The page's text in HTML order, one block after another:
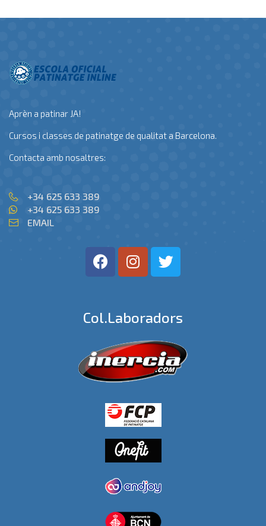
Aprèn a patinar JA!
Cursos i classes de patinatge de qualitat a Barcelona.
Contacta amb nosaltres:
+34 625 633 389
+34 625 633 389
EMAIL
Col.laboradors